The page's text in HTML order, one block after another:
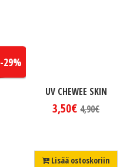
UV CHEWEE SKIN
3,50€
-29%
4,90€
Lisää ostoskoriin